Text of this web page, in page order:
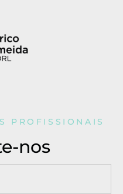
PROFISSIONAIS
nos